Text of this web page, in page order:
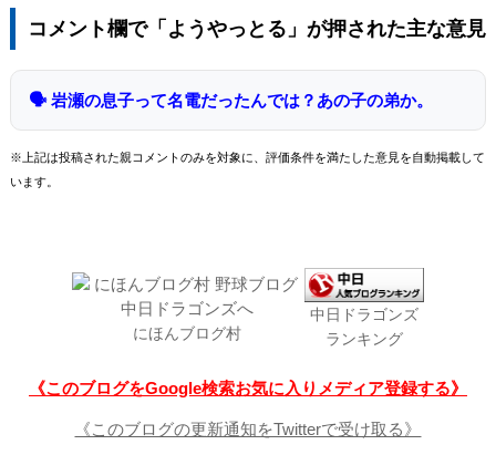
コメント欄で「ようやっとる」が押された主な意見
🗣 岩瀬の息子って名電だったんでは？あの子の弟か。
※上記は投稿された親コメントのみを対象に、評価条件を満たした意見を自動掲載して
います。
にほんブログ村
中日ドラゴンズ
ランキング
《このブログをGoogle検索お気に入りメディア登録する》
《このブログの更新通知をTwitterで受け取る》